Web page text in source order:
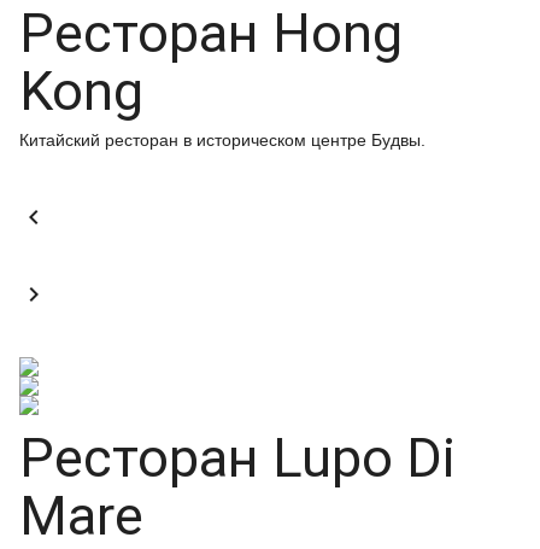
Ресторан Hong
Kong
Китайский ресторан в историческом центре Будвы.


Ресторан Lupo Di
Mare